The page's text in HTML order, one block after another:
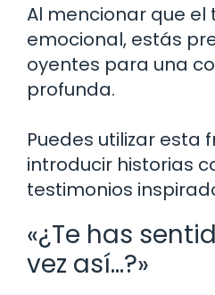
Al mencionar que
emocional, estás
oyentes para una
profunda.
Puedes utilizar esta
introducir historias
testimonios
«¿Te has
vez así…?»